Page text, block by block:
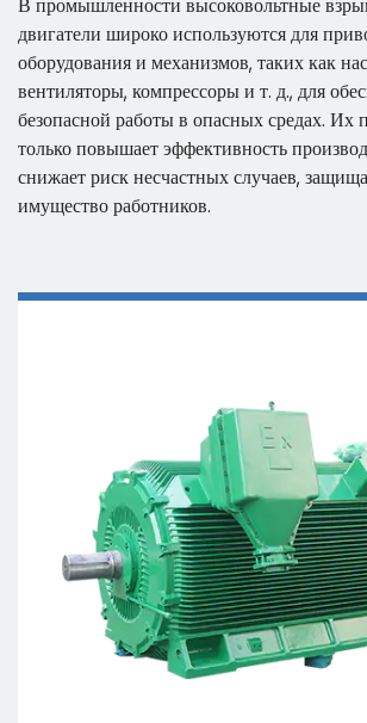
В промышленности высоковольтные
двигатели широко используются для
оборудования и механизмов, таких как
вентиляторы, компрессоры и т. д., для
безопасной работы в опасных средах. Их
только повышает эффективность
снижает риск несчастных случаев,
имущество работников.